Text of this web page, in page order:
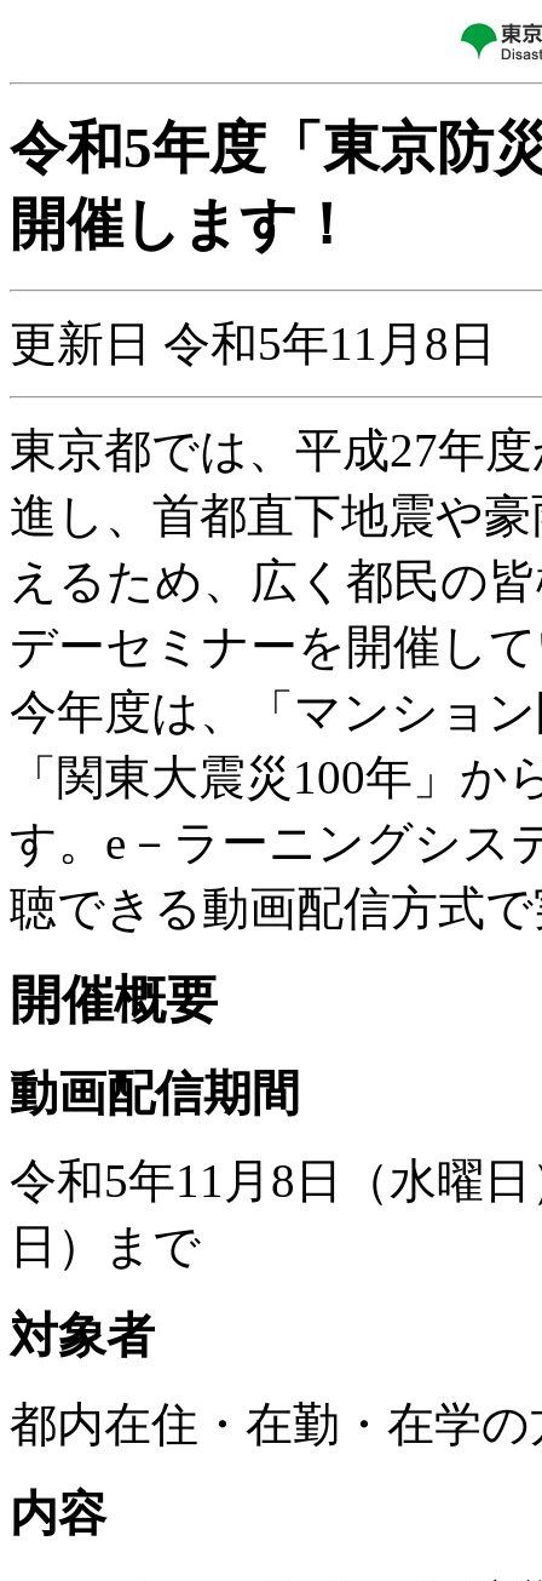
令和5年度「東京防
開催します！
更新日 令和5年11月8日
東京都では、平成27年
進し、首都直下地震や
えるため、広く都民の
デーセミナーを開催し
今年度は、「マンショ
「関東大震災100年」
す。e－ラーニングシス
聴できる動画配信方式
開催概要
動画配信期間
令和5年11月8日（水曜
日）まで
対象者
都内在住・在勤・在学の
内容